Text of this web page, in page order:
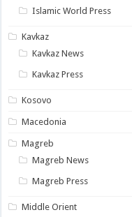
Islamic World Press
Kavkaz
Kavkaz News
Kavkaz Press
Kosovo
Macedonia
Magreb
Magreb News
Magreb Press
Middle Orient